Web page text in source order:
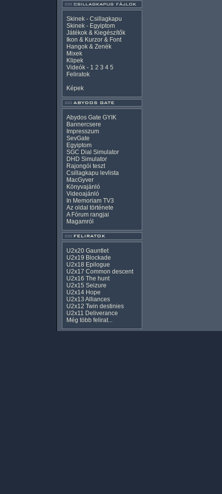
Skinek - Csillagkapu
Skinek - Egyiptom
Játékok & Kiegészítők
Ikon & Kurzor & Font
Hangok & Zenék
Mixek
Klipek
Videók- 1 2 3 4 5
Feliratok
Képek
Abydos Gate GYIK
Bannercsere
Impresszum
SevGate
Egyiptom
SGC Dial Simulator
DHD Simulator
Rajongói teszt
Csillagkapu levlista
MacGyver
Könyvajánló
Videoajánló
In Memoriam TV3
Az oldal története
A Fórum rangjai
Magamról
U2x20 Gauntlet
U2x19 Blockade
U2x18 Epilogue
U2x17 Common descent
U2x16 The hunt
U2x15 Seizure
U2x14 Hope
U2x13 Alliances
U2x12 Twin destinies
U2x11 Deliverance
Még több felirat...